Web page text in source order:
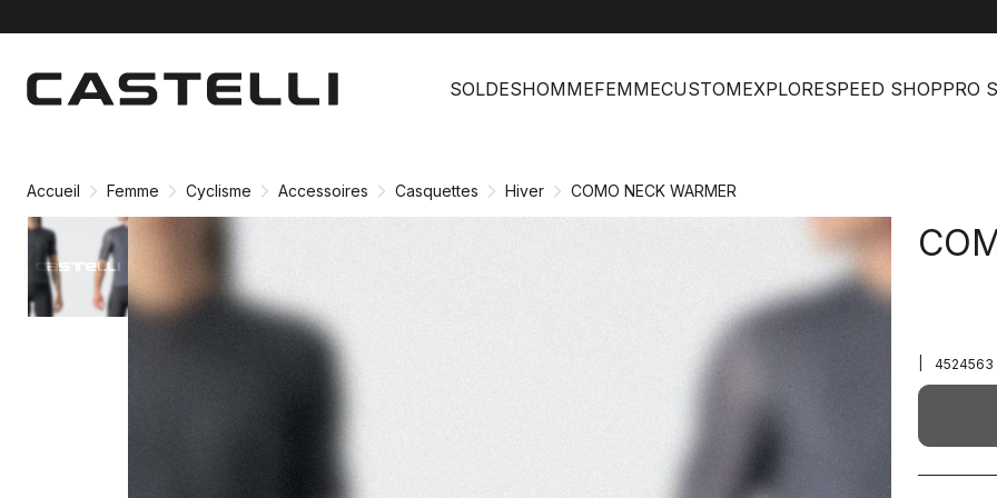
contenu
SOLDESHOMMEFEMMECUSTOMEXPLORESPEED SHOPPRO
Accueil Femme Cyclisme Accessoires Casquettes Hiver COMO NECK WARMER
4524563